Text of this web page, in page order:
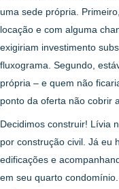
uma sede própria.
locação e com alguma
exigiriam investimento
fluxograma. Segundo,
própria – e quem não
ponto da oferta não cobrir
Decidimos construir! Lívia
por construção civil. Já eu
edificações e
em seu quarto